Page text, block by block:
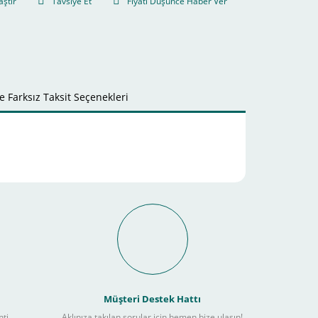
Farksız Taksit Seçenekleri
İmkanı Nasıl
Müşteri Destek Hattı